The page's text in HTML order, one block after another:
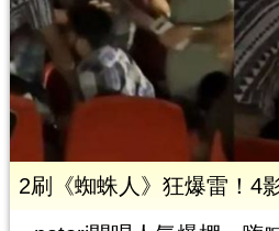
2刷《蜘蛛人》狂爆雷！4